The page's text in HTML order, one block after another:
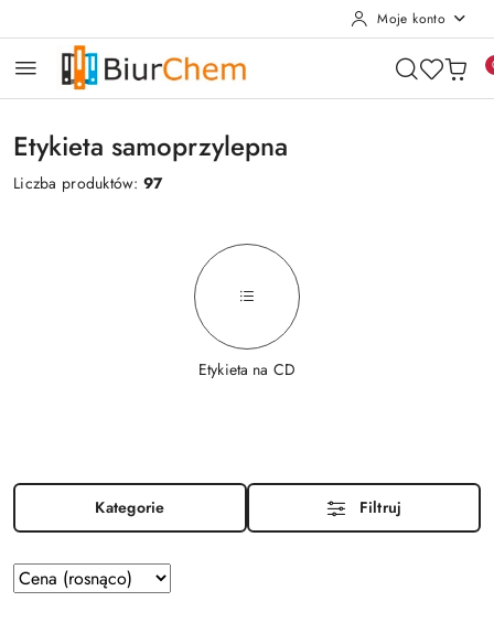
Moje konto
Etykieta samoprzylepna
Liczba produktów:97
Etykieta na CD
Kategorie Filtruj
Zastosowano
sortowanie:
Sortuj
według